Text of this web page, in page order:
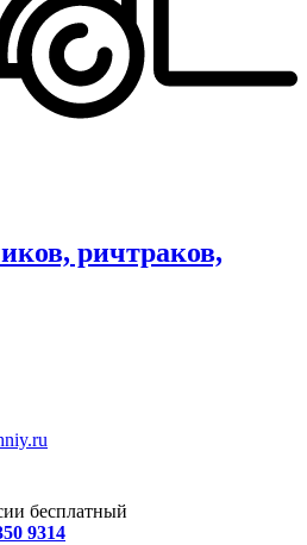
ричтраков,
бесплатный
9314